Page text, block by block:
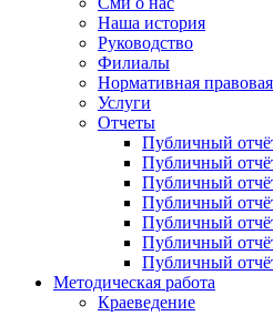
Наша история
Руководство
Филиалы
Нормативная правовая
Услуги
Отчеты
Публичный
Публичный
Публичный
Публичный
Публичный
Публичный
Публичный
Методическая работа
Краеведение